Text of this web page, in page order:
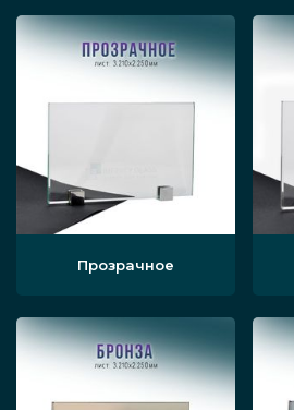
Прозрачное